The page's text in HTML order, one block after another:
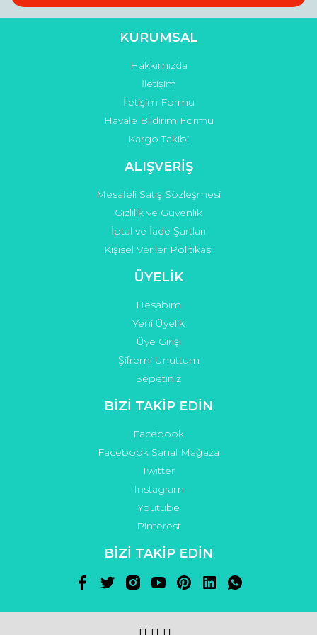
Gönder
KURUMSAL
Hakkımızda
İletişim
İletişim Formu
Havale Bildirim Formu
Kargo Takibi
ALIŞVERİŞ
Mesafeli Satış Sözleşmesi
Gizlilik ve Güvenlik
İptal ve İade Şartları
Kişisel Veriler Politikası
ÜYELİK
Hesabım
Yeni Üyelik
Üye Girişi
Şifremi Unuttum
Sepetiniz
BİZİ TAKİP EDİN
Facebook
Facebook Sanal Mağaza
Twitter
Instagram
Youtube
Pinterest
BİZİ TAKİP EDİN